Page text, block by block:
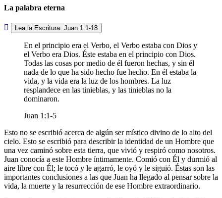
La palabra eterna
Lea la Escritura: Juan 1:1-18
En el principio era el Verbo, el Verbo estaba con Dios y
el Verbo era Dios. Éste estaba en el principio con Dios.
Todas las cosas por medio de él fueron hechas, y sin él
nada de lo que ha sido hecho fue hecho. En él estaba la
vida, y la vida era la luz de los hombres. La luz
resplandece en las tinieblas, y las tinieblas no la
dominaron.
Juan 1:1-5
Esto no se escribió acerca de algún ser místico divino de lo alto del
cielo. Esto se escribió para describir la identidad de un Hombre que
una vez caminó sobre esta tierra, que vivió y respiró como nosotros.
Juan conocía a este Hombre íntimamente. Comió con Él y durmió al
aire libre con Él; le tocó y le agarró, le oyó y le siguió. Éstas son las
importantes conclusiones a las que Juan ha llegado al pensar sobre la
vida, la muerte y la resurrección de ese Hombre extraordinario.